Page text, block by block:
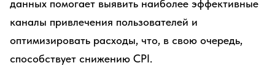
данных помогает выявить наиболее эффективные
каналы привлечения пользователей и
оптимизировать расходы, что, в свою очередь,
способствует снижению CPI.